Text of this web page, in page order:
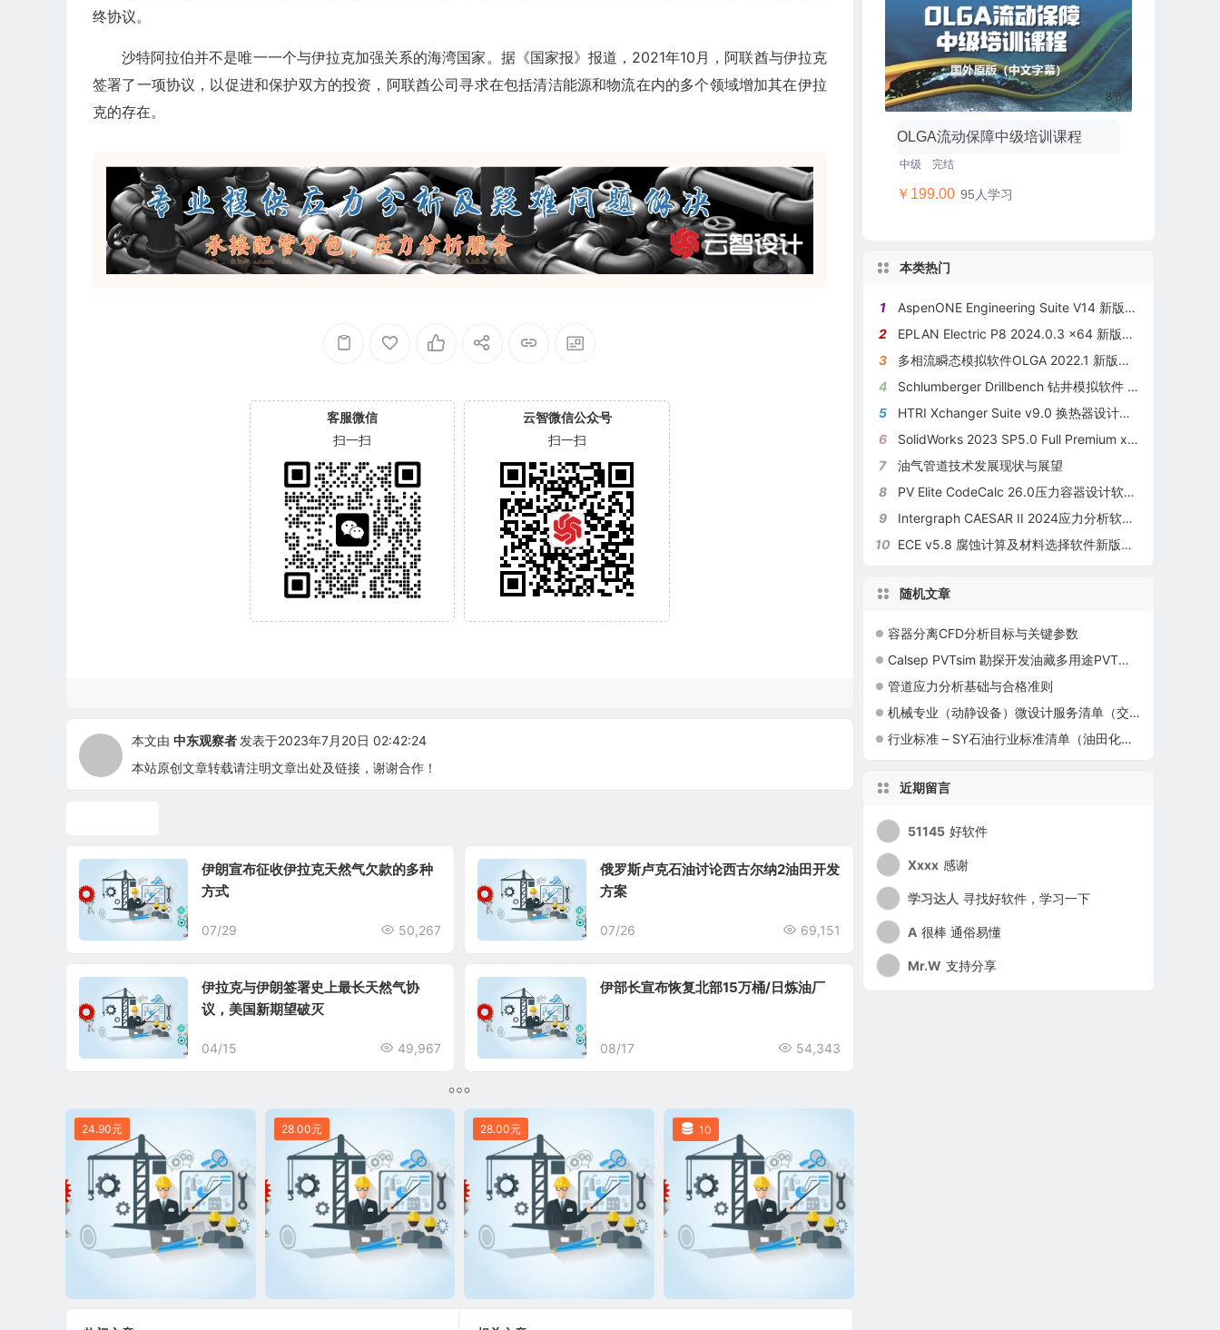
终协议。
沙特阿拉伯并不是唯一一个与伊拉克加强关系的海湾国家。据《国家报》报道，2021年10月，阿联酋与伊拉克
签署了一项协议，以促进和保护双方的投资，阿联酋公司寻求在包括清洁能源和物流在内的多个领域增加其在伊拉
克的存在。
客服微信
扫一扫
云智微信公众号
扫一扫
本文由 中东观察者 发表于2023年7月20日 02:42:24
本站原创文章转载请注明文章出处及链接，谢谢合作！
伊朗宣布征收伊拉克天然气欠款的多种
方式
07/29 50,267
俄罗斯卢克石油讨论西古尔纳2油田开发
方案
07/26 69,151
伊拉克与伊朗签署史上最长天然气协
议，美国新期望破灭
04/15 49,967
伊部长宣布恢复北部15万桶/日炼油厂
08/17 54,343
24.90元 28.00元 28.00元 10
8节
OLGA流动保障中级培训课程
中级 完结
￥199.00 95人学习
本类热门
1
AspenONE Engineering Suite V14 新版本介绍
2
EPLAN Electric P8 2024.0.3 x64 新版本功能介绍
3
多相流瞬态模拟软件OLGA 2022.1 新版本发布
4
Schlumberger Drillbench 钻井模拟软件 v2022.2.1
5
HTRI Xchanger Suite v9.0 换热器设计软件新版本介绍
6
SolidWorks 2023 SP5.0 Full Premium x64新版本发布
7
油气管道技术发展现状与展望
8
PV Elite CodeCalc 26.0压力容器设计软件最新版发布
9
Intergraph CAESAR II 2024应力分析软件新版本v14介绍
10 ECE v5.8 腐蚀计算及材料选择软件新版本发布
随机文章
容器分离CFD分析目标与关键参数
Calsep PVTsim 勘探开发油藏多用途PVT物性模拟软件
管道应力分析基础与合格准则
机械专业（动静设备）微设计服务清单（交付成果清单）
行业标准 – SY石油行业标准清单（油田化学剂及材料）
近期留言
51145 好软件
Xxxx 感谢
学习达人 寻找好软件，学习一下
A 很棒 通俗易懂
Mr.W 支持分享